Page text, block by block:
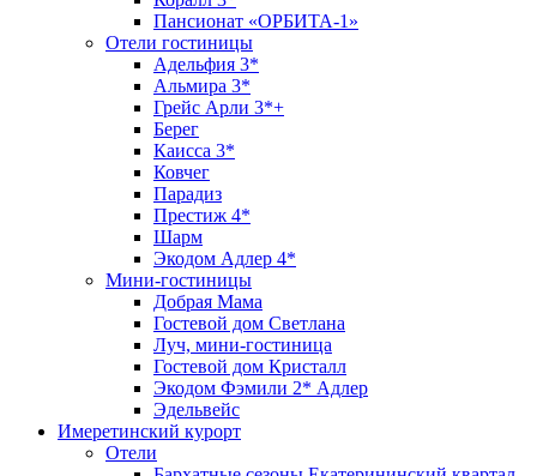
Пансионат «ОРБИТА-1»
Отели гостиницы
Адельфия 3*
Альмира 3*
Грейс Арли 3*+
Берег
Каисса 3*
Ковчег
Парадиз
Престиж 4*
Шарм
Экодом Адлер 4*
Мини-гостиницы
Добрая Мама
Гостевой дом Светлана
Луч, мини-гостиница
Гостевой дом Кристалл
Экодом Фэмили 2* Адлер
Эдельвейс
Имеретинский курорт
Отели